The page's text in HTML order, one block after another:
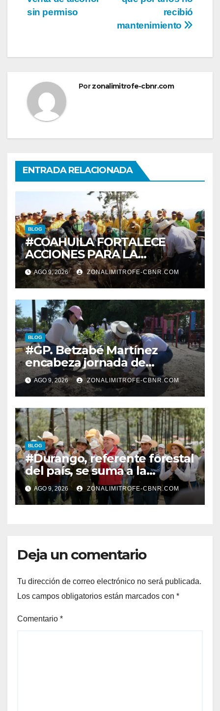
recibió
mantenimiento
sin permiso
Porzonalimitrofe-cbnr.com
ENTRADA RELACIONADA
BLOG
#COAHUILA FORTALECE
ACCIONES PARA LA
RESTAURACIÓN Y
PROTECCIÓN DE SUS
ECOSISTEMAS
AGO 9, 2026 ZONALIMITROFE-CBNR.COM
BLOG
#GP. Betzabé Martínez
encabeza jornada de
reforestación en el Parque 5
de Mayo*
AGO 9, 2026 ZONALIMITROFE-CBNR.COM
BLOG
#Durango, referente forestal
del país, se suma a la
Jornada Nacional de
Reforestación de la
Presidenta Claudia con la
AGO 9, 2026 ZONALIMITROFE-CBNR.COM
Deja un comentario
Tu dirección de correo electrónico no será publicada.
Los campos obligatorios están marcados con *
Comentario *